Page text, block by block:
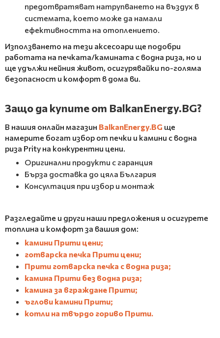
предотвратяват натрупването на въздух в
системата, което може да намали
ефективността на отоплението.
Използването на тези аксесоари ще подобри
работата на печката/камината с водна риза, но и
ще удължи нейния живот, осигурявайки по-голяма
безопасност и комфорт в дома ви.
Защо да купите от BalkanEnergy.BG?
В нашия онлайн магазин BalkanEnergy.BG ще
намерите богат избор от печки и камини с водна
риза Prity на конкурентни цени.
Оригинални продукти с гаранция
Бърза доставка до цяла България
Консултация при избор и монтаж
Разгледайте и други наши предложения и осигурете
топлина и комфорт за вашия дом:
камини Прити цени;
готварска печка Прити цени;
Прити готварска печка с водна риза;
камина Прити без водна риза;
камина за вграждане Прити;
ъглови камини Прити;
котли на твърдо гориво Прити.